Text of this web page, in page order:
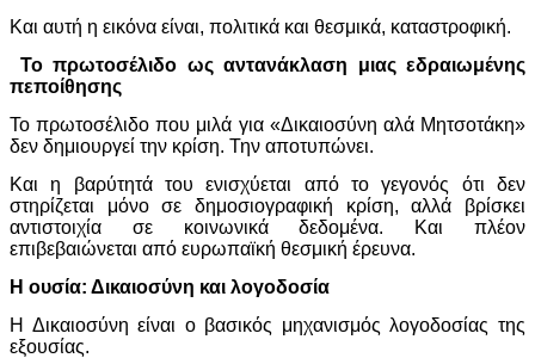
Και αυτή η εικόνα είναι, πολιτικά και θεσμικά, καταστροφική.
Το πρωτοσέλιδο ως αντανάκλαση μιας εδραιωμένης
πεποίθησης
Το πρωτοσέλιδο που μιλά για «Δικαιοσύνη αλά Μητσοτάκη»
δεν δημιουργεί την κρίση. Την αποτυπώνει.
Και η βαρύτητά του ενισχύεται από το γεγονός ότι δεν
στηρίζεται μόνο σε δημοσιογραφική κρίση, αλλά βρίσκει
αντιστοιχία σε κοινωνικά δεδομένα. Και πλέον
επιβεβαιώνεται από ευρωπαϊκή θεσμική έρευνα.
Η ουσία: Δικαιοσύνη και λογοδοσία
Η Δικαιοσύνη είναι ο βασικός μηχανισμός λογοδοσίας της
εξουσίας.